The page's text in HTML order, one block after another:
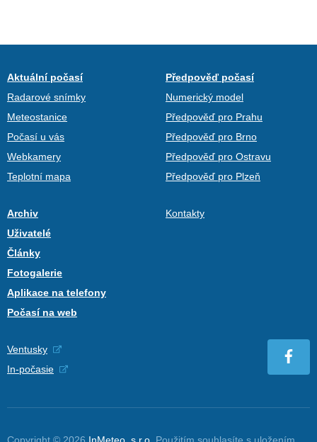
Aktuální počasí
Radarové snímky
Meteostanice
Počasí u vás
Webkamery
Teplotní mapa
Předpověď počasí
Numerický model
Předpověď pro Prahu
Předpověď pro Brno
Předpověď pro Ostravu
Předpověď pro Plzeň
Archiv
Uživatelé
Články
Fotogalerie
Aplikace na telefony
Počasí na web
Kontakty
Ventusky
In-počasie
Copyright © 2026 InMeteo, s.r.o. Použitím souhlasíte s uložením